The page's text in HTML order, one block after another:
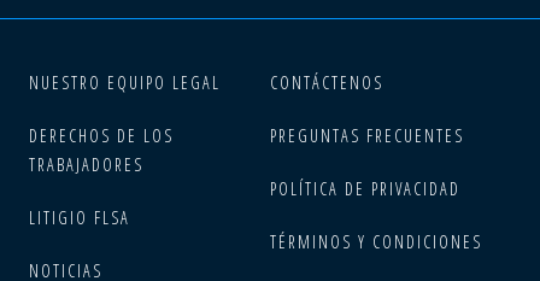
NUESTRO EQUIPO LEGAL
DERECHOS DE LOS
TRABAJADORES
LITIGIO FLSA
NOTICIAS
CONTÁCTENOS
PREGUNTAS FRECUENTES
POLÍTICA DE PRIVACIDAD
TÉRMINOS Y CONDICIONES